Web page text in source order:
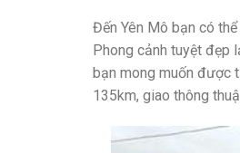
Đến Yên Mô bạn có
Phong cảnh tuyệt đẹp
bạn mong muốn được
135km, giao thông